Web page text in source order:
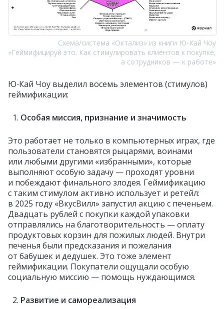
Схема/система «Октализ» из книги Ю‑Кай Чоу
«Геймифицируй это. Как стимулировать клиентов к покупке,
а сотрудников — к работе»
Ю‑Кай Чоу выделил восемь элементов (стимулов)
геймификации:
Особая миссия, признание и значимость
Это работает не только в компьютерных играх, где
пользователи становятся рыцарями, воинами
или любыми другими «избранными», которые
выполняют особую задачу — проходят уровни
и побеждают финального злодея. Геймификацию
с таким стимулом активно использует и ретейл:
в 2025 году «ВкусВилл» запустил акцию с печеньем.
Двадцать рублей с покупки каждой упаковки
отправлялись на благотворительность — оплату
продуктовых корзин для пожилых людей. Внутри
печенья были предсказания и пожелания
от бабушек и дедушек. Это тоже элемент
геймификации. Покупатели ощущали особую
социальную миссию — помощь нуждающимся.
Развитие и самореализация